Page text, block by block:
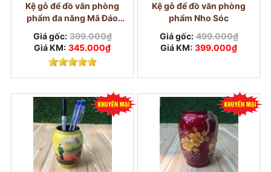
Kệ gỗ để đồ văn phòng
phẩm đa năng Mã Đáo
Thành Công
Giá gốc: 399.000₫
Giá KM: 345.000₫
Kệ gỗ để đồ văn phòng
phẩm Nho Sóc
Giá gốc: 499.000₫
Giá KM: 399.000₫